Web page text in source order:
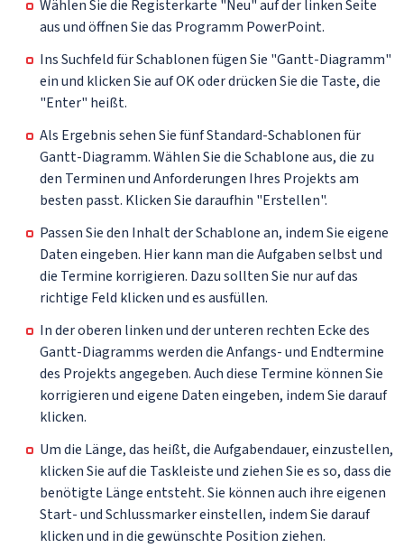
Wählen Sie die Registerkarte "Neu" auf der linken Seite
aus und öffnen Sie das Programm PowerPoint.
Ins Suchfeld für Schablonen fügen Sie "Gantt-Diagramm"
ein und klicken Sie auf OK oder drücken Sie die Taste, die
"Enter" heißt.
Als Ergebnis sehen Sie fünf Standard-Schablonen für
Gantt-Diagramm. Wählen Sie die Schablone aus, die zu
den Terminen und Anforderungen Ihres Projekts am
besten passt. Klicken Sie daraufhin "Erstellen".
Passen Sie den Inhalt der Schablone an, indem Sie eigene
Daten eingeben. Hier kann man die Aufgaben selbst und
die Termine korrigieren. Dazu sollten Sie nur auf das
richtige Feld klicken und es ausfüllen.
In der oberen linken und der unteren rechten Ecke des
Gantt-Diagramms werden die Anfangs- und Endtermine
des Projekts angegeben. Auch diese Termine können Sie
korrigieren und eigene Daten eingeben, indem Sie darauf
klicken.
Um die Länge, das heißt, die Aufgabendauer, einzustellen,
klicken Sie auf die Taskleiste und ziehen Sie es so, dass die
benötigte Länge entsteht. Sie können auch ihre eigenen
Start- und Schlussmarker einstellen, indem Sie darauf
klicken und in die gewünschte Position ziehen.